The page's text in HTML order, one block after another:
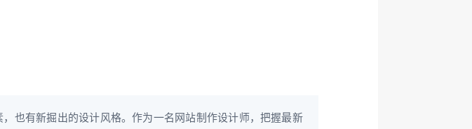
也有新掘出的设计风格。作为一名网站制作设计师，把握最新